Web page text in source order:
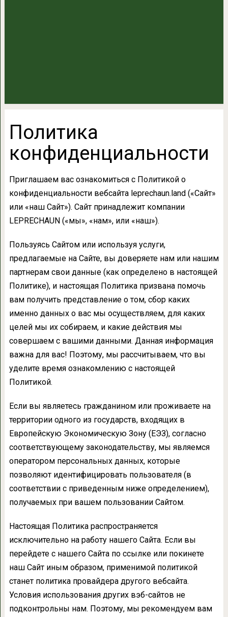
Политика
конфиденциальности
Приглашаем вас ознакомиться с Политикой о
конфиденциальности вебсайта leprechaun.land («Сайт»
или «наш Сайт»). Сайт принадлежит компании
LEPRECHAUN («мы», «нам», или «наш»).
Пользуясь Сайтом или используя услуги,
предлагаемые на Сайте, вы доверяете нам или нашим
партнерам свои данные (как определено в настоящей
Политике), и настоящая Политика призвана помочь
вам получить представление о том, сбор каких
именно данных о вас мы осуществляем, для каких
целей мы их собираем, и какие действия мы
совершаем с вашими данными. Данная информация
важна для вас! Поэтому, мы рассчитываем, что вы
уделите время ознакомлению с настоящей
Политикой.
Если вы являетесь гражданином или проживаете на
территории одного из государств, входящих в
Европейскую Экономическую Зону (ЕЭЗ), согласно
соответствующему законодательству, мы являемся
оператором персональных данных, которые
позволяют идентифицировать пользователя (в
соответствии с приведенным ниже определением),
получаемых при вашем пользовании Сайтом.
Настоящая Политика распространяется
исключительно на работу нашего Сайта. Если вы
перейдете с нашего Сайта по ссылке или покинете
наш Сайт иным образом, применимой политикой
станет политика провайдера другого вебсайта.
Условия использования других вэб-сайтов не
подконтрольны нам. Поэтому, мы рекомендуем вам